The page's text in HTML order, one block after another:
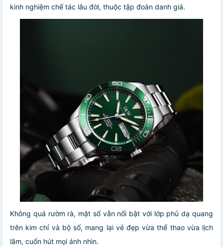
kinh nghiệm chế tác lâu đời, thuộc tập đoàn danh giá.
Không quá rườm rà, mặt số vẫn nổi bật với lớp phủ dạ quang
trên kim chỉ và bộ số, mang lại vẻ đẹp vừa thể thao vừa lịch
lãm, cuốn hút mọi ánh nhìn.